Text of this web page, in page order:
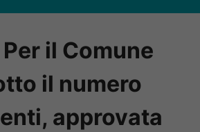
il Comune
il numero
approvata